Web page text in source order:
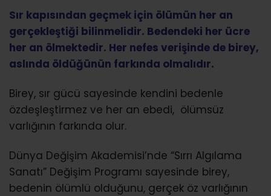
Sır kapısından geçmek için ölümün her an
gerçekleştiği bilinmelidir. Bedendeki her ücre
her an ölmektedir. Her nefes verişinde de birey,
aslında öldüğünün farkında olmalıdır.
Birey, sır gücü sayesinde kendini bedenle
özdeşleştirmez ve her an ebedi, ölümsüz
varlığının farkında olur.
Dünya Değişim Akademisi’nde “Sırrı Algılama
Sanatı” Değişim Programı sayesinde birey,
bedenin ölümlü olduğunu, gerçek öz varlığının